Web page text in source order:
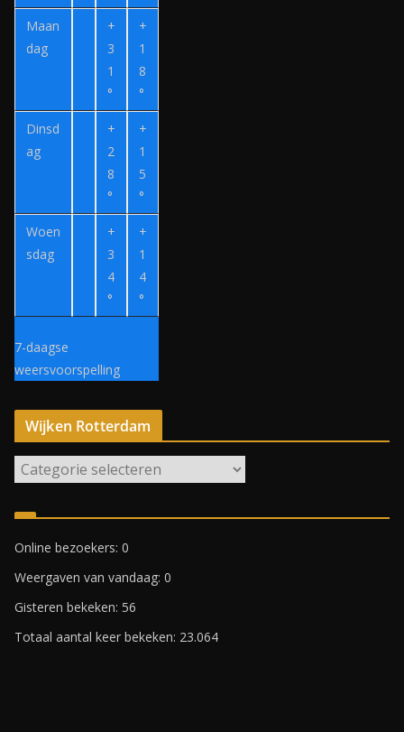
e
l
Maan
dag
+
3
1
°
+
1
8
°
Dinsd
ag
+
2
8
°
+
1
5
°
Woen
sdag
+
3
4
°
+
1
4
°
7-daagse
weersvoorspelling
Wijken Rotterdam
W
i
j
e
n
R
t
Online bezoekers: 0
Weergaven van vandaag: 0
Gisteren bekeken: 56
Totaal aantal keer bekeken: 23.064